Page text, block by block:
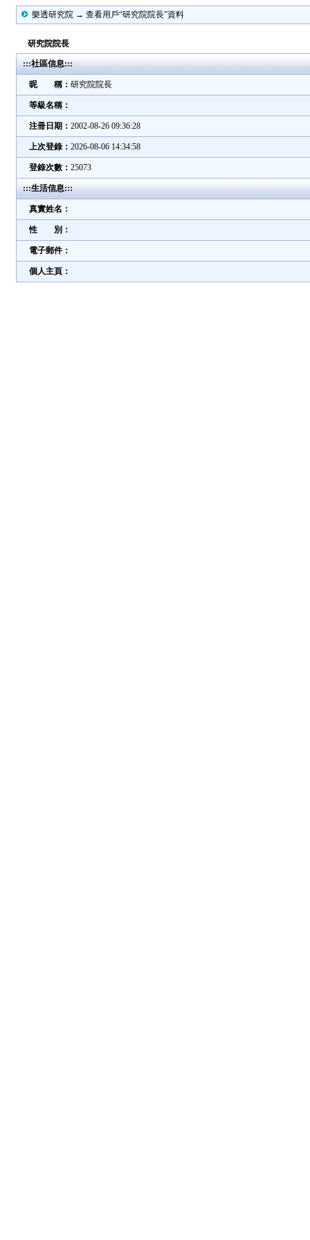
樂透研究院 → 查看用戶“研究院院長”資料
研究院院長
:::社區信息:::
昵 稱： 研究院院長
等級名稱：
注冊日期： 2002-08-26 09:36:28
上次登錄： 2026-08-06 14:34:58
登錄次數： 25073
:::生活信息:::
真實姓名：
性 別：
電子郵件：
個人主頁：